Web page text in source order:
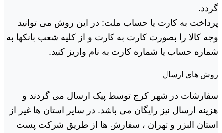
گردد.
پرداخت به کارت یا حساب ملت: در این روش می توانید
وجه کالا را بصورت کارت به کارت و از کلیه شعب بانکها به
شماره حساب یا شماره کارت به نام واریز کنید.
روش های ارسال
سفارشات در شهر کرج توسط پیک ارسال می گردند و
هزینه ارسال نیز رایگان می باشد. در سایر استان ها غیر از
استان البزر و تهران ، سفارش ها از طریق شرکت پست